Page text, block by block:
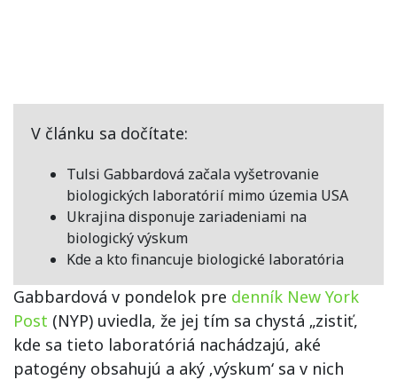
V článku sa dočítate:
Tulsi Gabbardová začala vyšetrovanie
biologických laboratórií mimo územia USA
Ukrajina disponuje zariadeniami na
biologický výskum
Kde a kto financuje biologické laboratória
Gabbardová v pondelok pre denník New York
Post (NYP) uviedla, že jej tím sa chystá „zistiť,
kde sa tieto laboratóriá nachádzajú, aké
patogény obsahujú a aký ‚výskum‘ sa v nich